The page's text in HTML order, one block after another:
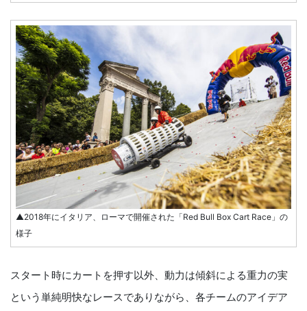
▲2018年にイタリア、ローマで開催された「Red Bull Box Cart Race」の
様子
スタート時にカートを押す以外、動力は傾斜による重力の実
という単純明快なレースでありながら、各チームのアイデア